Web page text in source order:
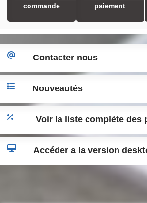
commande
paiement
Contacter nous
Nouveautés
Voir la liste complète des
Accéder a la version